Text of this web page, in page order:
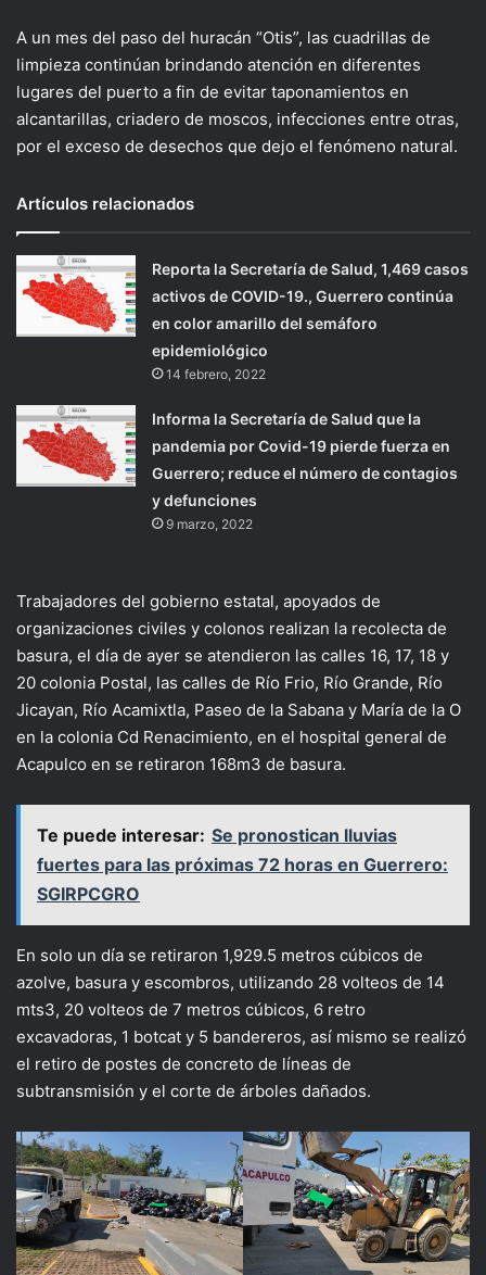
A un mes del paso del huracán “Otis”, las cuadrillas de
limpieza continúan brindando atención en diferentes
lugares del puerto a fin de evitar taponamientos en
alcantarillas, criadero de moscos, infecciones entre otras,
por el exceso de desechos que dejo el fenómeno natural.
Artículos relacionados
Reporta la Secretaría de Salud, 1,469 casos
activos de COVID-19., Guerrero continúa
en color amarillo del semáforo
epidemiológico
14 febrero, 2022
Informa la Secretaría de Salud que la
pandemia por Covid-19 pierde fuerza en
Guerrero; reduce el número de contagios
y defunciones
9 marzo, 2022
Trabajadores del gobierno estatal, apoyados de
organizaciones civiles y colonos realizan la recolecta de
basura, el día de ayer se atendieron las calles 16, 17, 18 y
20 colonia Postal, las calles de Río Frio, Río Grande, Río
Jicayan, Río Acamixtla, Paseo de la Sabana y María de la O
en la colonia Cd Renacimiento, en el hospital general de
Acapulco en se retiraron 168m3 de basura.
Te puede interesar: Se pronostican lluvias
fuertes para las próximas 72 horas en Guerrero:
SGIRPCGRO
En solo un día se retiraron 1,929.5 metros cúbicos de
azolve, basura y escombros, utilizando 28 volteos de 14
mts3, 20 volteos de 7 metros cúbicos, 6 retro
excavadoras, 1 botcat y 5 bandereros, así mismo se realizó
el retiro de postes de concreto de líneas de
subtransmisión y el corte de árboles dañados.